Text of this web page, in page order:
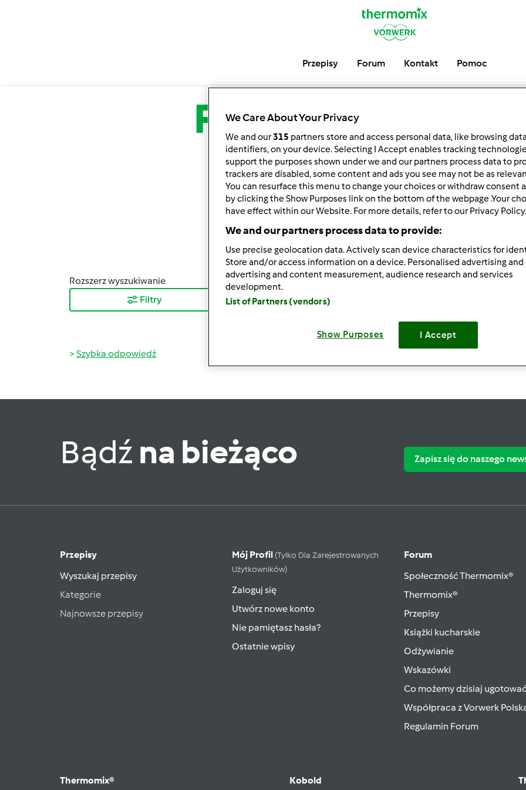
Przepisy Forum Kontakt Pomoc
Forum
urodzinowe
Rozszerz wyszukiwanie
Filtry
Sortuj po:
Najnowsze wyniki
Wyników na stronę:
Szybka odpowiedź
Bądź na bieżąco Zapisz się do naszego
Przepisy
Wyszukaj przepisy
Kategorie
Najnowsze przepisy
Mój Profil (tylko Dla Zarejestrowanych
Użytkowników)
Zaloguj się
Utwórz nowe konto
Nie pamiętasz hasła?
Ostatnie wpisy
Forum
Społeczność Thermomix®
Thermomix®
Przepisy
Książki kucharskie
Odżywianie
Wskazówki
Co możemy dzisiaj
Współpraca z Vorwerk
Regulamin Forum
Thermomix® Kobold
We Care About Your Privacy
We and our315 partners store and access personal data, like browsing
identifiers, on your device. Selecting I Accept enables tracking
support the purposes shown under we and our partners process data to
trackers are disabled, some content and ads you see may not be as
You can resurface this menu to change your choices or withdraw consent
by clicking the Show Purposes link on the bottom of the webpage .Your
have effect within our Website. For more details, refer to our Privacy Policy.
We and our partners process data to provide:
Use precise geolocation data. Actively scan device characteristics for
Store and/or access information on a device. Personalised advertising
advertising and content measurement, audience research and services
development.
List of Partners (vendors)
Show Purposes I Accept